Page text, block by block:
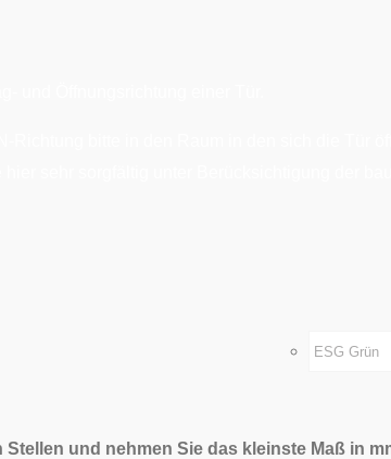
Stellen und nehmen Sie das kleinste Maß in